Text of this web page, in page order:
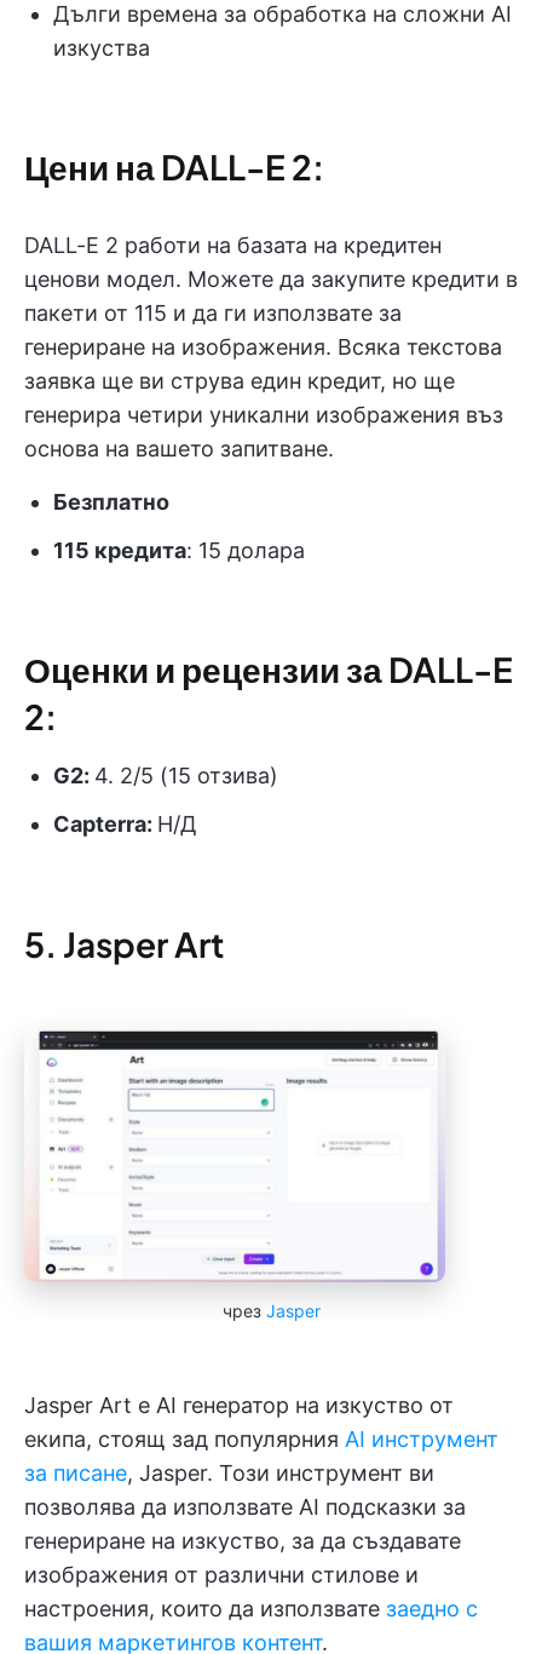
Дълги времена за обработка на сложни AI
изкуства
Цени на DALL-E 2:
DALL-E 2 работи на базата на кредитен
ценови модел. Можете да закупите кредити в
пакети от 115 и да ги използвате за
генериране на изображения. Всяка текстова
заявка ще ви струва един кредит, но ще
генерира четири уникални изображения въз
основа на вашето запитване.
Безплатно
115 кредита: 15 долара
Оценки и рецензии за DALL-E
2:
G2: 4. 2/5 (15 отзива)
Capterra: Н/Д
5. Jasper Art
чрез Jasper
Jasper Art е AI генератор на изкуство от
екипа, стоящ зад популярния AI инструмент
за писане, Jasper. Този инструмент ви
позволява да използвате AI подсказки за
генериране на изкуство, за да създавате
изображения от различни стилове и
настроения, които да използвате заедно с
вашия маркетингов контент.